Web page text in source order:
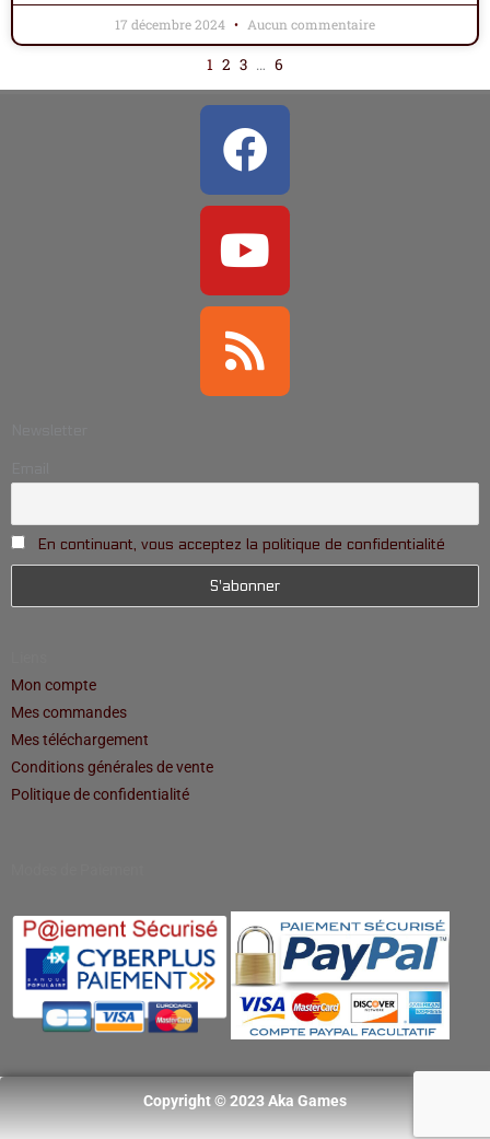
17 décembre 2024 Aucun commentaire
1 2 3 … 6
Facebook
Youtube
Rss
En continuant, vous acceptez la politique de confidentialité
Mon compte
Mes commandes
Mes téléchargement
Conditions générales de vente
Politique de confidentialité
Copyright © 2023 Aka Games